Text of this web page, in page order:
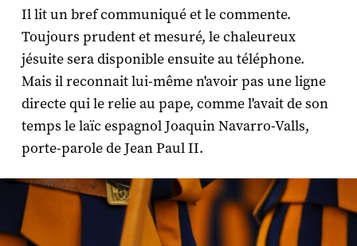
Il lit un bref communiqué et le commente.
Toujours prudent et mesuré, le chaleureux
jésuite sera disponible ensuite au téléphone.
Mais il reconnait lui-même n'avoir pas une ligne
directe qui le relie au pape, comme l'avait de son
temps le laïc espagnol Joaquin Navarro-Valls,
porte-parole de Jean Paul II.